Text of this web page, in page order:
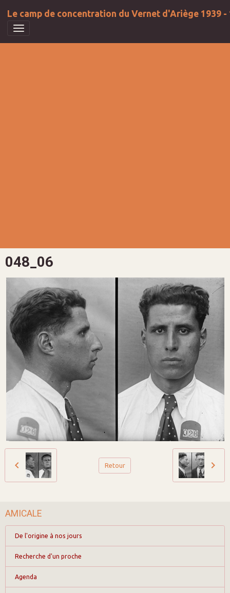
Le camp de concentration du Vernet d'Ariège 1939 -
048_06
Retour
AMICALE
De l'origine à nos jours
Recherche d'un proche
Agenda